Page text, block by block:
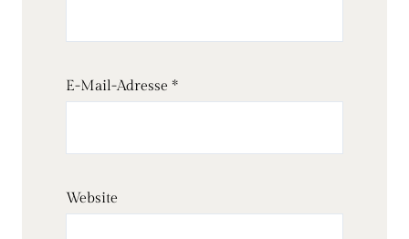
E-Mail-Adresse *
Website